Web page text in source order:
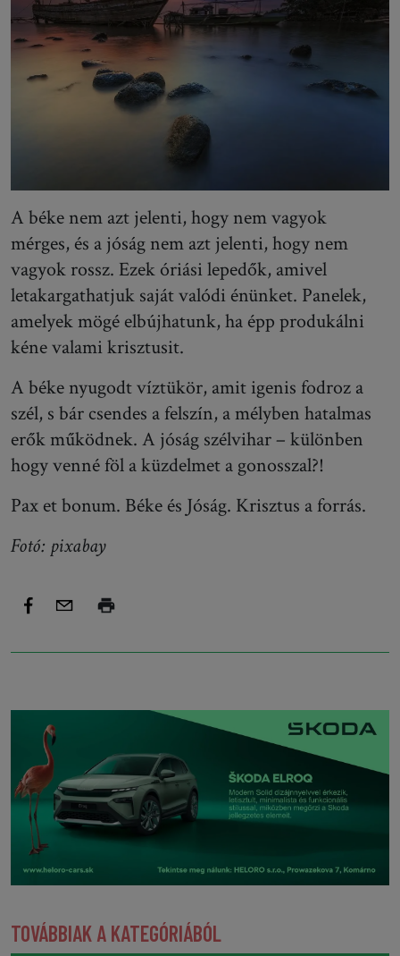
A béke nem azt jelenti, hogy nem vagyok
mérges, és a jóság nem azt jelenti, hogy nem
vagyok rossz. Ezek óriási lepedők, amivel
letakargathatjuk saját valódi énünket. Panelek,
amelyek mögé elbújhatunk, ha épp produkálni
kéne valami krisztusit.
A béke nyugodt víztükör, amit igenis fodroz a
szél, s bár csendes a felszín, a mélyben hatalmas
erők működnek. A jóság szélvihar – különben
hogy venné föl a küzdelmet a gonosszal?!
Pax et bonum. Béke és Jóság. Krisztus a forrás.
Fotó: pixabay
TOVÁBBIAK A KATEGÓRIÁBÓL